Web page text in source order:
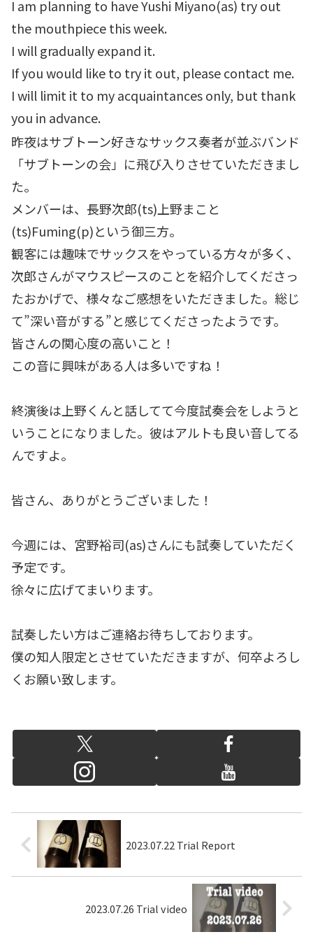
I am planning to have Yushi Miyano(as) try out
the mouthpiece this week.
I will gradually expand it.
If you would like to try it out, please contact me.
I will limit it to my acquaintances only, but thank
you in advance.
昨夜はサブトーン好きなサックス奏者が並ぶバンド
「サブトーンの会」に飛び入りさせていただきまし
た。
メンバーは、長野次郎(ts)上野まこと
(ts)Fuming(p)という御三方。
観客には趣味でサックスをやっている方々が多く、
次郎さんがマウスピースのことを紹介してくださっ
たおかげで、様々なご感想をいただきました。総じ
て”深い音がする”と感じてくださったようです。
皆さんの関心度の高いこと！
この音に興味がある人は多いですね！
終演後は上野くんと話してて今度試奏会をしようと
いうことになりました。彼はアルトも良い音してる
んですよ。
皆さん、ありがとうございました！
今週には、宮野裕司(as)さんにも試奏していただく
予定です。
徐々に広げてまいります。
試奏したい方はご連絡お待ちしております。
僕の知人限定とさせていただきますが、何卒よろし
くお願い致します。
2023.07.22 Trial Report
2023.07.26 Trial video